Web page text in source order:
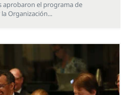
aprobaron el programa de
Organización...